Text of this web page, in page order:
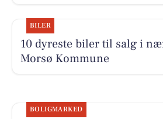
BILER
10 dyreste biler til salg i
Morsø Kommune
BOLIGMARKED